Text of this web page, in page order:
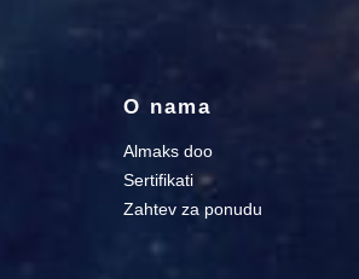
O nama
Almaks doo
Sertifikati
Zahtev za ponudu